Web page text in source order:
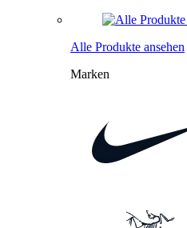
Alle Produkte ansehen
Marken